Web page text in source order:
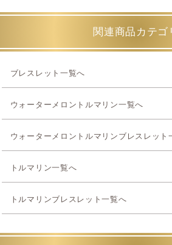
関連商品カテゴ
ブレスレット一覧へ
ウォーターメロントルマリン一覧へ
ウォーターメロントルマリンブレスレット
トルマリン一覧へ
トルマリンブレスレット一覧へ